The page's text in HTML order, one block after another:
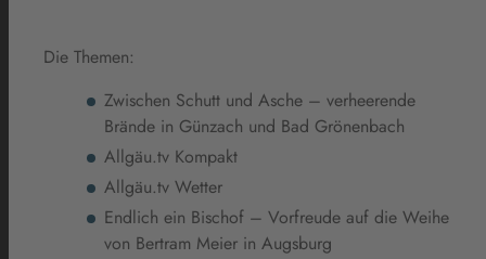
Die Themen:
Zwischen Schutt und Asche – verheerende
Brände in Günzach und Bad Grönenbach
Allgäu.tv Kompakt
Allgäu.tv Wetter
Endlich ein Bischof – Vorfreude auf die Weihe
von Bertram Meier in Augsburg